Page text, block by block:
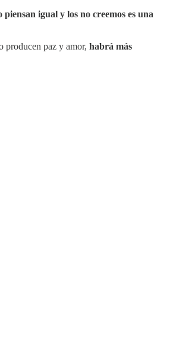
piensan igual y los no creemos es una
producen paz y amor, habrá más